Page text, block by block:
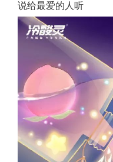
说给最爱的人听